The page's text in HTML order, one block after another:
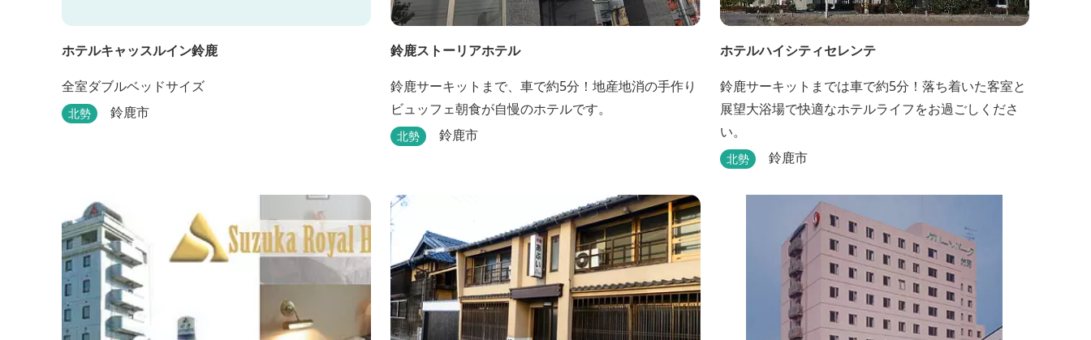
ホテルキャッスルイン鈴鹿
全室ダブルベッドサイズ
北勢 鈴鹿市
鈴鹿ストーリアホテル
鈴鹿サーキットまで、車で約5分！地産地消の手作り
ビュッフェ朝食が自慢のホテルです。
北勢 鈴鹿市
ホテルハイシティセレンテ
鈴鹿サーキットまでは車で約5分！落ち着いた客室と
展望大浴場で快適なホテルライフをお過ごしくださ
い。
北勢 鈴鹿市